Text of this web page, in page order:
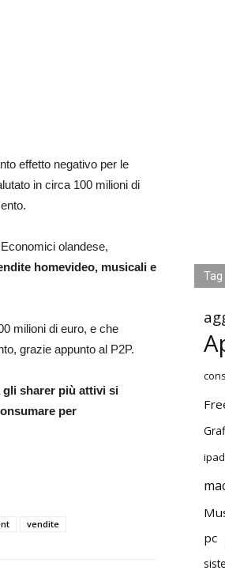
effetto negativo per le
in circa 100 milioni di
olandese,
homevideo, musicali e
milioni di euro, e che
grazie appunto al P2P.
gli sharer più attivi si
per
vendite
Tag
ipad
pc